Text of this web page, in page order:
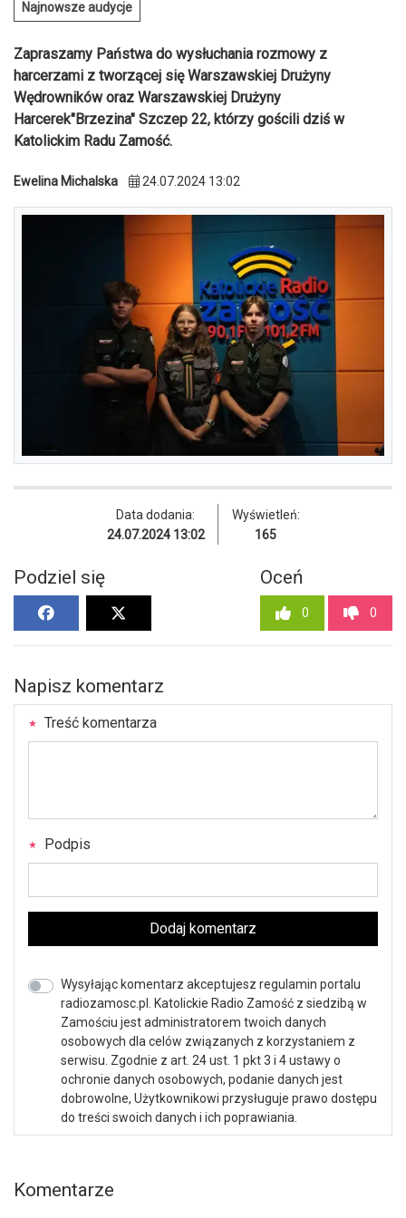
Najnowsze audycje
Zapraszamy Państwa do wysłuchania rozmowy z
harcerzami z tworzącej się Warszawskiej Drużyny
Wędrowników oraz Warszawskiej Drużyny
Harcerek"Brzezina" Szczep 22, którzy gościli dziś w
Katolickim Radu Zamość.
Ewelina Michalska 24.07.2024 13:02
Data dodania:
24.07.2024 13:02
Wyświetleń:
165
Podziel się Oceń
0 0
Napisz komentarz
Treść komentarza
Podpis
Dodaj komentarz
Wysyłając komentarz akceptujesz regulamin portalu
radiozamosc.pl. Katolickie Radio Zamość z siedzibą w
Zamościu jest administratorem twoich danych
osobowych dla celów związanych z korzystaniem z
serwisu. Zgodnie z art. 24 ust. 1 pkt 3 i 4 ustawy o
ochronie danych osobowych, podanie danych jest
dobrowolne, Użytkownikowi przysługuje prawo dostępu
do treści swoich danych i ich poprawiania.
Komentarze